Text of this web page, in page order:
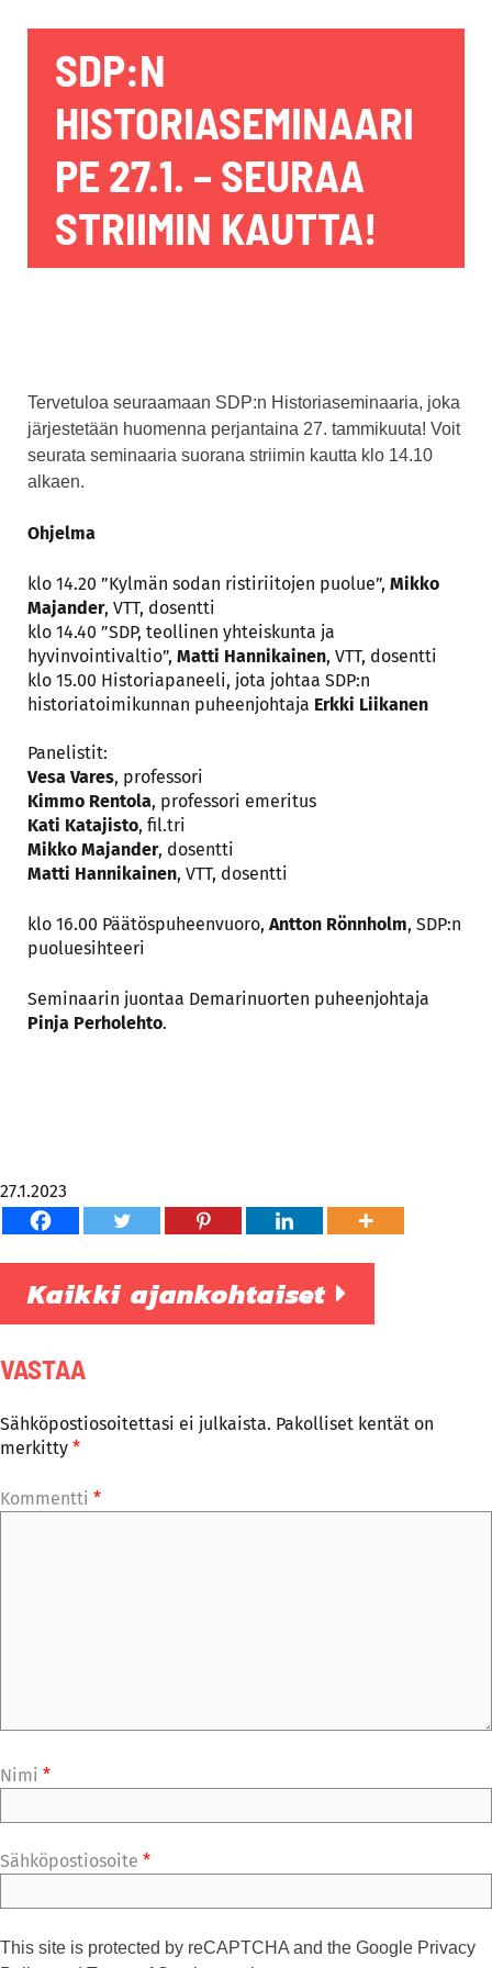
SDP:N
HISTORIASEMINAARI
PE 27.1. – SEURAA
STRIIMIN KAUTTA!
Tervetuloa seuraamaan SDP:n Historiaseminaaria, joka
järjestetään huomenna perjantaina 27. tammikuuta! Voit
seurata seminaaria suorana striimin kautta klo 14.10
alkaen.
Ohjelma
klo 14.20 ”Kylmän sodan ristiriitojen puolue”, Mikko
Majander, VTT, dosentti
klo 14.40 ”SDP, teollinen yhteiskunta ja
hyvinvointivaltio”, Matti Hannikainen, VTT, dosentti
klo 15.00 Historiapaneeli, jota johtaa SDP:n
historiatoimikunnan puheenjohtaja Erkki Liikanen
Panelistit:
Vesa Vares, professori
Kimmo Rentola, professori emeritus
Kati Katajisto, fil.tri
Mikko Majander, dosentti
Matti Hannikainen, VTT, dosentti
klo 16.00 Päätöspuheenvuoro, Antton Rönnholm, SDP:n
puoluesihteeri
Seminaarin juontaa Demarinuorten puheenjohtaja
Pinja Perholehto.
27.1.2023
Kaikki ajankohtaiset
VASTAA
Sähköpostiosoitettasi ei julkaista. Pakolliset kentät on
merkitty *
Kommentti *
Nimi *
Sähköpostiosoite *
This site is protected by reCAPTCHA and the Google Privacy